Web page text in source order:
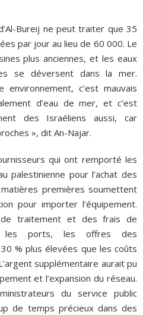
Bureij ne peut traiter que 35
par jour au lieu de 60 000. Le
plus anciennes, et les eaux
se déversent dans la mer.
environnement, c’est mauvais
d’eau de mer, et c’est
des Israéliens aussi, car
», dit An-Najar.
qui ont remporté les
palestinienne pour l’achat des
premières soumettent
pour importer l’équipement.
traitement et des frais de
les ports, les offres des
% plus élevées que les coûts
supplémentaire aurait pu
et l’expansion du réseau.
du service public
de temps précieux dans des